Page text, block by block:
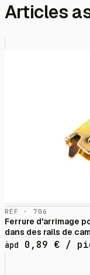
Articles
RÉF · 706
Ferrure d'arrimage
dans des rails de
àpd
0,89 € /